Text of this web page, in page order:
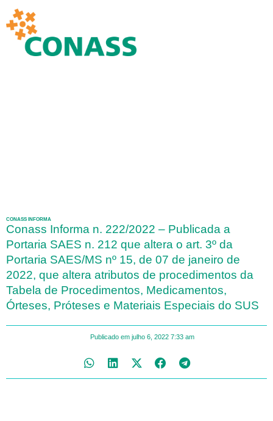
CONASS INFORMA
Conass Informa n. 222/2022 – Publicada a
Portaria SAES n. 212 que altera o art. 3º da
Portaria SAES/MS nº 15, de 07 de janeiro de
2022, que altera atributos de procedimentos da
Tabela de Procedimentos, Medicamentos,
Órteses, Próteses e Materiais Especiais do SUS
Publicado em julho 6, 2022 7:33 am